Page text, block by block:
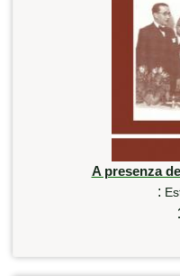
A presenza
: